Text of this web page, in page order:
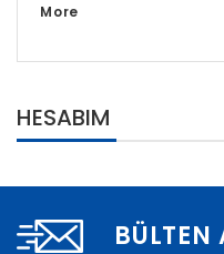
More
HESABIM
BÜLTEN